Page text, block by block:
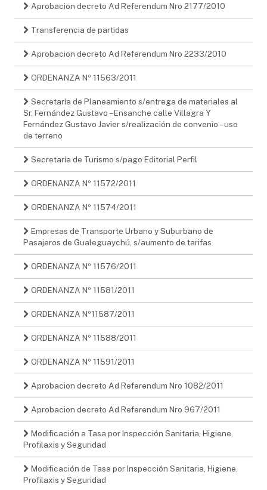
Aprobacion decreto Ad Referendum Nro 2177/2010
Transferencia de partidas
Aprobacion decreto Ad Referendum Nro 2233/2010
ORDENANZA Nº 11563/2011
Secretaría de Planeamiento s/entrega de materiales al
Sr. Fernández Gustavo – Ensanche calle Villagra Y
Fernández Gustavo Javier s/realización de convenio – uso
de terreno
Secretaría de Turismo s/pago Editorial Perfil
ORDENANZA Nº 11572/2011
ORDENANZA Nº 11574/2011
Empresas de Transporte Urbano y Suburbano de
Pasajeros de Gualeguaychú, s/aumento de tarifas
ORDENANZA Nº 11576/2011
ORDENANZA Nº 11581/2011
ORDENANZA Nº11587/2011
ORDENANZA Nº 11588/2011
ORDENANZA Nº 11591/2011
Aprobacion decreto Ad Referendum Nro 1082/2011
Aprobacion decreto Ad Referendum Nro 967/2011
Modificación a Tasa por Inspección Sanitaria, Higiene,
Profilaxis y Seguridad
Modificación de Tasa por Inspección Sanitaria, Higiene,
Profilaxis y Seguridad